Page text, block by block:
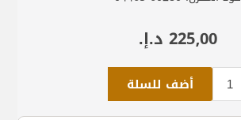
225٫00 د.إ.‏
أضف للسلة